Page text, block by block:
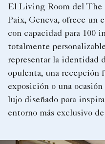
El Living Room del The
Paix, Geneva, ofrece un
con capacidad para 100
totalmente
representar la identidad
opulenta, una recepción
exposición o una
lujo diseñado para
entorno más exclusivo